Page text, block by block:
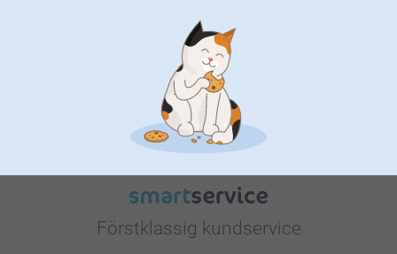
Letar du efter inspiration?
Förstklassig kundservice